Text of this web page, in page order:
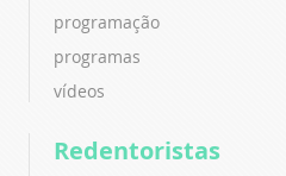
programação
programas
vídeos
Redentoristas